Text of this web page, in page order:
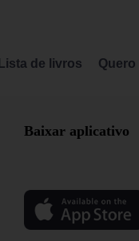
Lista de livros
Baixar aplicativo